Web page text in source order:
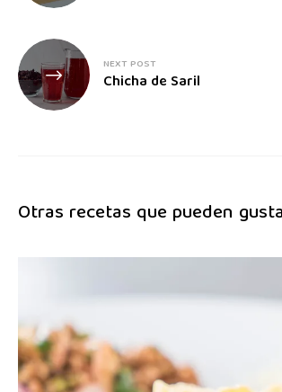
NEXT POST
Chicha de Saril
Otras recetas que pueden